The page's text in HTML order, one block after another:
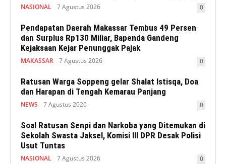
NASIONAL 7 Agustus 2026 0
Pendapatan Daerah Makassar Tembus 49 Persen
dan Surplus Rp130 Miliar, Bapenda Gandeng
Kejaksaan Kejar Penunggak Pajak
MAKASSAR 7 Agustus 2026 0
Ratusan Warga Soppeng gelar Shalat Istisqa, Doa
dan Harapan di Tengah Kemarau Panjang
NEWS 7 Agustus 2026 0
Soal Ratusan Senpi dan Narkoba yang Ditemukan di
Sekolah Swasta Jaksel, Komisi III DPR Desak Polisi
Usut Tuntas
NASIONAL 7 Agustus 2026 0